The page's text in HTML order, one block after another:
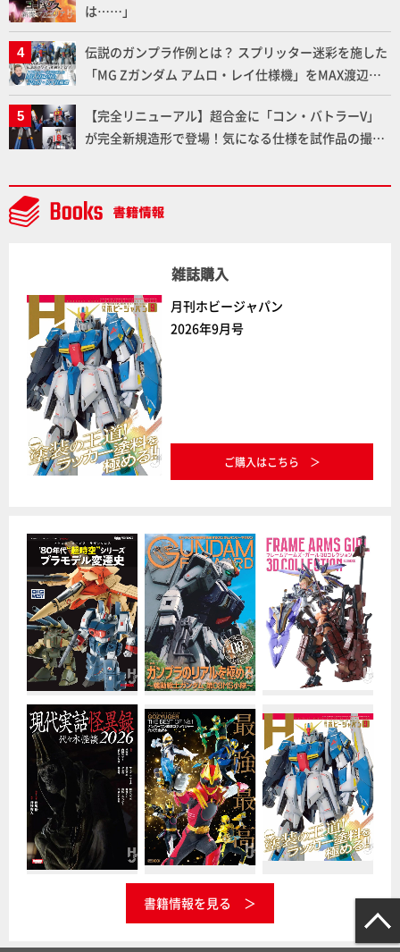
は……」
伝説のガンプラ作例とは？ スプリッター迷彩を施した
「MG Zガンダム アムロ・レイ仕様機」をMAX渡辺が
ふたたび塗る!!【試し読み】
【完全リニューアル】超合金に「コン・バトラーV」
が完全新規造形で登場！気になる仕様を試作品の撮り
ト」セット情報もお届け！【超合金の魂】
雑誌購入
月刊ホビージャパン
2026年9月号
ご購入はこちら
書籍情報を見る